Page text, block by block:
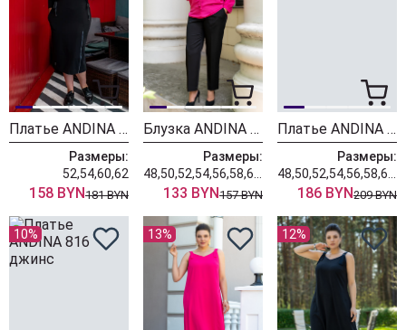
Платье ANDINA 821 черный
Размеры:
52,54,60,62
158 BYN181 BYN
Блузка ANDINA 115 фуксия
Размеры:
133 BYN157 BYN
Платье ANDINA 818 черный
Размеры:
186 BYN209 BYN
10% 13% 12%